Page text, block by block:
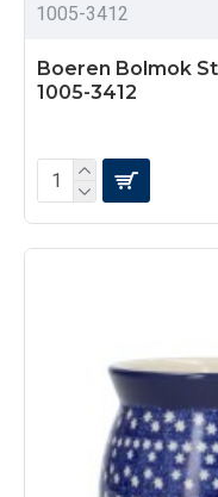
1005-3412
Boeren Bolmok
1005-3412